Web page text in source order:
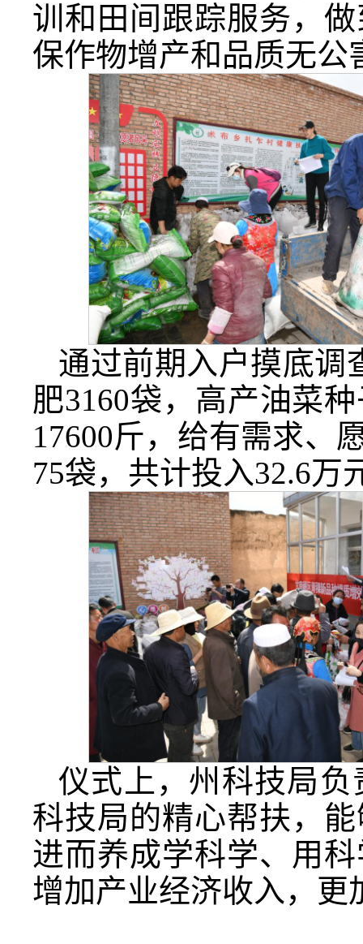
训和田间跟踪服务，
保作物增产和品质无公
通过前期入户摸底调
肥3160袋，高产油菜
17600斤，给有需求、
75袋，共计投入32.6万
仪式上，州科技局
科技局的精心帮扶，
进而养成学科学、用
增加产业经济收入，更